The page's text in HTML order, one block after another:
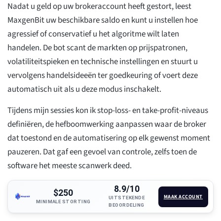
Nadat u geld op uw brokeraccount heeft gestort, leest
MaxgenBit uw beschikbare saldo en kunt u instellen hoe
agressief of conservatief u het algoritme wilt laten
handelen. De bot scant de markten op prijspatronen,
volatiliteitspieken en technische instellingen en stuurt u
vervolgens handelsideeën ter goedkeuring of voert deze
automatisch uit als u deze modus inschakelt.
Tijdens mijn sessies kon ik stop-loss- en take-profit-niveaus
definiëren, de hefboomwerking aanpassen waar de broker
dat toestond en de automatisering op elk gewenst moment
pauzeren. Dat gaf een gevoel van controle, zelfs toen de
software het meeste scanwerk deed.
$250
MINIMALE STORTING
8.9/10
UITSTEKENDE
BEOORDELING
MAAK ACCOUNT